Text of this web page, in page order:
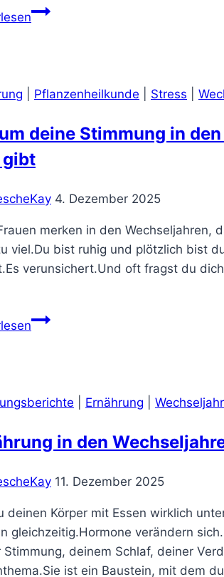
Prämenstruelles
Pflanzenheilkunde Stress
deine Stimmung in
gibt
4. Dezember 2025
merken in den Wechseljahren,
viel.Du bist ruhig und plötzlich bist
verunsichert.Und oft fragst du
Warum
den
Wechseljahren
empfindlich
und
was
dir
wieder
Halt
Ernährung
in den
11. Dezember 2025
deinen Körper mit Essen wirklich
gleichzeitig.Hormone verändern
Stimmung, deinem Schlaf, deiner
ist ein Baustein, mit dem